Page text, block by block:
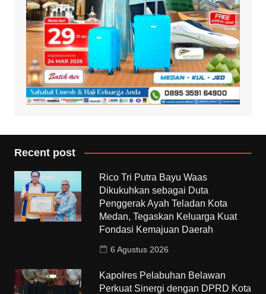
Recent post
Rico Tri Putra Bayu Waas
Dikukuhkan sebagai Duta
Penggerak Ayah Teladan Kota
Medan, Tegaskan Keluarga Kuat
Fondasi Kemajuan Daerah
6 Agustus 2026
Kapolres Pelabuhan Belawan
Perkuat Sinergi dengan DPRD Kota